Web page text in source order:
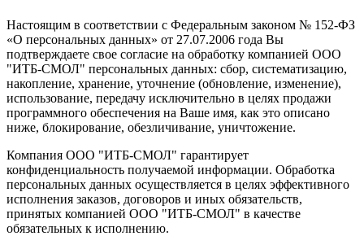
Настоящим в соответствии с Федеральным законом № 152-ФЗ
«О персональных данных» от 27.07.2006 года Вы
подтверждаете свое согласие на обработку компанией ООО
"ИТБ-СМОЛ" персональных данных: сбор, систематизацию,
накопление, хранение, уточнение (обновление, изменение),
использование, передачу исключительно в целях продажи
программного обеспечения на Ваше имя, как это описано
ниже, блокирование, обезличивание, уничтожение.
Компания ООО "ИТБ-СМОЛ" гарантирует
конфиденциальность получаемой информации. Обработка
персональных данных осуществляется в целях эффективного
исполнения заказов, договоров и иных обязательств,
принятых компанией ООО "ИТБ-СМОЛ" в качестве
обязательных к исполнению.